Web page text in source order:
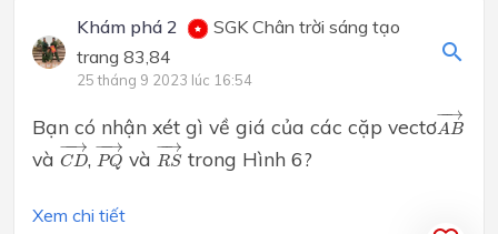
Khám phá 2
SGK Chân trời sáng tạo
trang 83,84
25 tháng 9 2023 lúc 16:54
Bạn có nhận xét gì về giá của các cặp vectơ
−
−→
AB
AB
và
−
−→
CD
CD→
,
−
−→
PQ
PQ→
và
−→
RS
RS→
trong Hình 6?
Xem chi tiết